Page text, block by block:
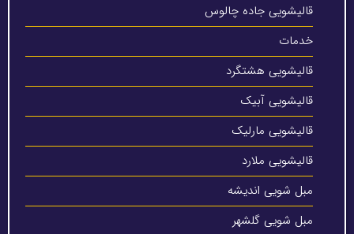
قالیشویی جاده چالوس
خدمات
قالیشویی هشتگرد
قالیشویی آبیک
قالیشویی مارلیک
قالیشویی ملارد
مبل شویی اندیشه
مبل شویی گلشهر